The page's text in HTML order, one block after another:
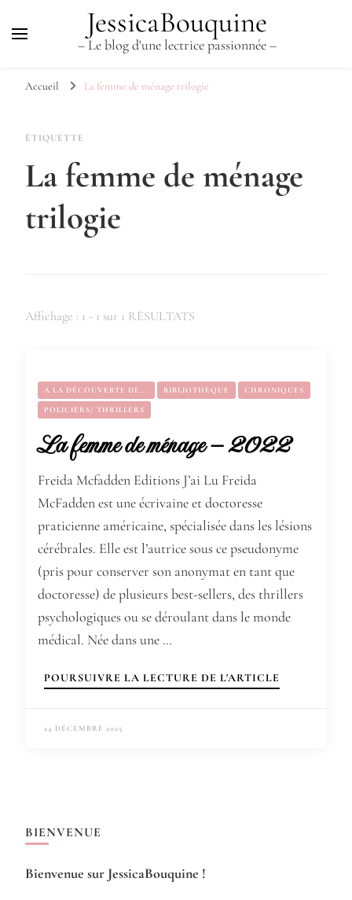
JessicaBouquine
– Le blog d'une lectrice passionnée –
Accueil La femme de ménage trilogie
ÉTIQUETTE
La femme de ménage
trilogie
Affichage : 1 - 1 sur 1 RÉSULTATS
A LA DÉCOUVERTE DE... BIBLIOTHÈQUE CHRONIQUES
POLICIERS/ THRILLERS
La femme de ménage – 2022
Freida Mcfadden Editions J’ai Lu Freida
McFadden est une écrivaine et doctoresse
praticienne américaine, spécialisée dans les lésions
cérébrales. Elle est l’autrice sous ce pseudonyme
(pris pour conserver son anonymat en tant que
doctoresse) de plusieurs best-sellers, des thrillers
psychologiques ou se déroulant dans le monde
médical. Née dans une …
POURSUIVRE LA LECTURE DE L'ARTICLE
24 DÉCEMBRE 2025
BIENVENUE
Bienvenue sur JessicaBouquine !